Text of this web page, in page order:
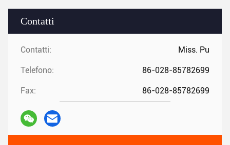
Contatti
Contatti: Miss. Pu
Telefono: 86-028-85782699
Fax: 86-028-85782699